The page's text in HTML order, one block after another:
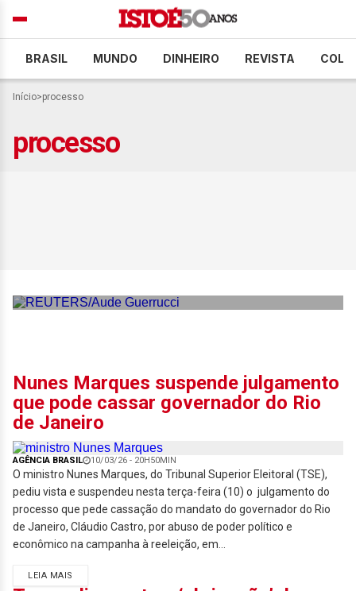
BRASIL MUNDO DINHEIRO REVISTA
Início>processo
processo
Nunes Marques suspende julgamento
que pode cassar governador do Rio
de Janeiro
AGÊNCIA BRASIL 10/03/26 - 20H50MIN
O ministro Nunes Marques, do Tribunal Superior Eleitoral (TSE),
pediu vista e suspendeu nesta terça-feira (10) o julgamento do
processo que pede cassação do mandato do governador do Rio
de Janeiro, Cláudio Castro, por abuso de poder político e
econômico na campanha à reeleição, em...
LEIA MAIS